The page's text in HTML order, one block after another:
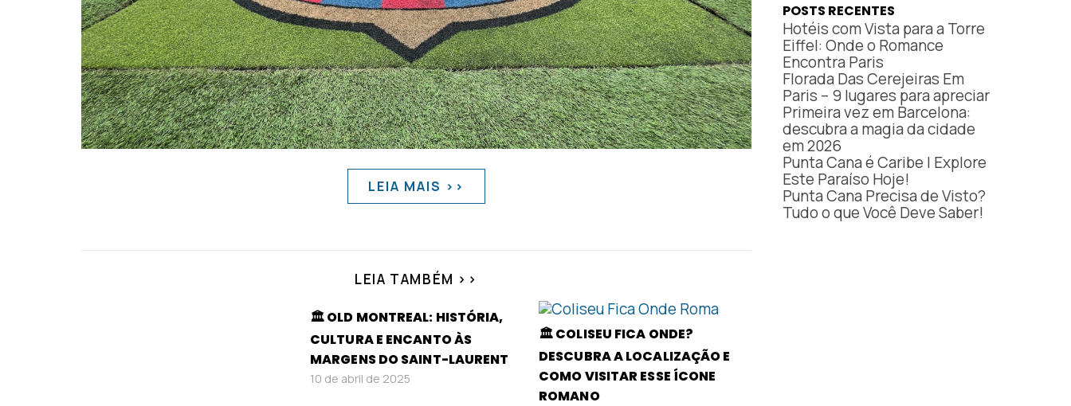
LEIA MAIS >>
LEIA TAMBÉM >>
🏛️ OLD MONTREAL: HISTÓRIA,
CULTURA E ENCANTO ÀS
MARGENS DO SAINT-LAURENT
10 de abril de 2025
🏛️ COLISEU FICA ONDE?
DESCUBRA A LOCALIZAÇÃO E
COMO VISITAR ESSE ÍCONE
ROMANO
POSTS RECENTES
Hotéis com Vista para a Torre
Eiffel: Onde o Romance
Encontra Paris
Florada Das Cerejeiras Em
Paris – 9 lugares para apreciar
Primeira vez em Barcelona:
descubra a magia da cidade
em 2026
Punta Cana é Caribe | Explore
Este Paraíso Hoje!
Punta Cana Precisa de Visto?
Tudo o que Você Deve Saber!